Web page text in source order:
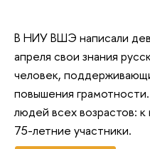
В НИУ ВШЭ написали
апреля свои знания
человек,
повышения
людей всех возрастов:
75-летние участники.